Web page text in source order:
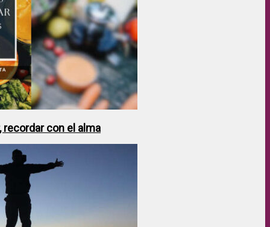
recordar con el alma